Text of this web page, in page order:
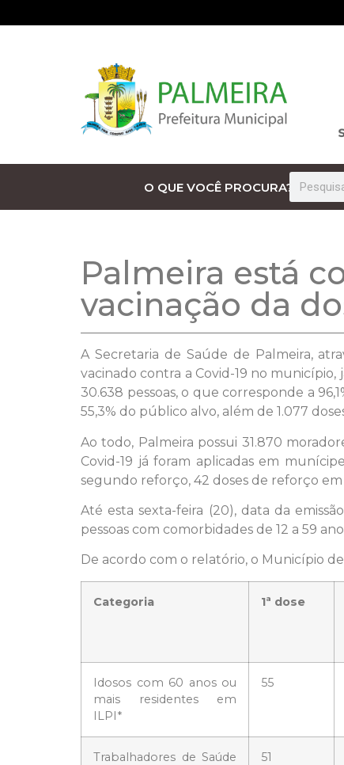
O QUE VOCÊ PROCURA?
Palmeira está
vacinação da
A Secretaria de Saúde de Palmeira,
vacinado contra a Covid-19 no município,
30.638 pessoas, o que corresponde a
55,3% do público alvo, além de 1.077
Ao todo, Palmeira possui 31.870
Covid-19 já foram aplicadas em
segundo reforço, 42 doses de reforço em
Até esta sexta-feira (20), data da
pessoas com comorbidades de 12 a 59
De acordo com o relatório, o Município
Categoria 1ª dose
Idosos com 60 anos ou
mais residentes em
ILPI*
55
Trabalhadores de Saúde
51